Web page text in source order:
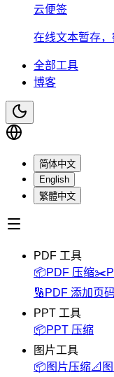
云便签
在线文本暂存
全部工具
博客
简体中文
English
繁體中文
PDF 工具
📦PDF 压缩✂️
🔢 PDF 添加页码
PPT 工具
📦PPT 压缩
图片工具
📦 图片压缩📐